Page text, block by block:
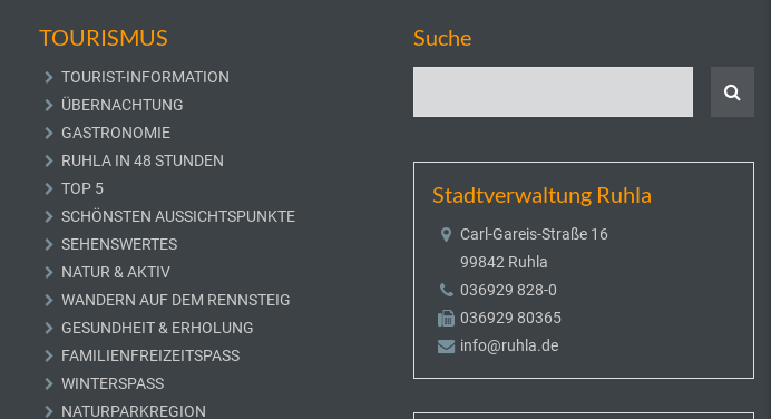
TOURISMUS
TOURIST-INFORMATION
ÜBERNACHTUNG
GASTRONOMIE
RUHLA IN 48 STUNDEN
TOP 5
SCHÖNSTEN AUSSICHTSPUNKTE
SEHENSWERTES
NATUR & AKTIV
WANDERN AUF DEM RENNSTEIG
GESUNDHEIT & ERHOLUNG
FAMILIENFREIZEITSPASS
WINTERSPASS
NATURPARKREGION
Suche
Stadtverwaltung Ruhla
Carl-Gareis-Straße 16
99842 Ruhla
036929 828-0
036929 80365
info@ruhla.de